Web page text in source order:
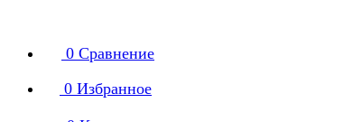
0 Сравнение
0 Избранное